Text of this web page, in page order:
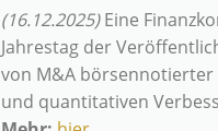
(16.12.2025)Eine
Jahrestag der
von M&A
und quantitativen